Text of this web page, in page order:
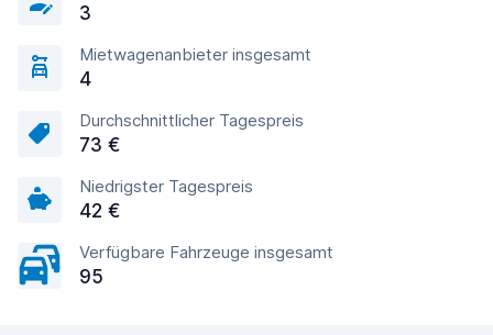
3
Mietwagenanbieter insgesamt
4
Durchschnittlicher Tagespreis
73 €
Niedrigster Tagespreis
42 €
Verfügbare Fahrzeuge insgesamt
95